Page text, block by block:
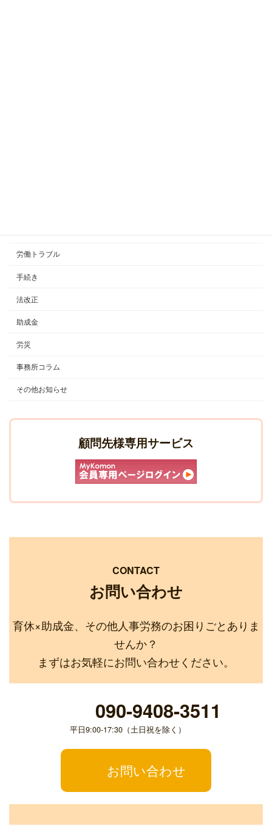
労働トラブル
手続き
法改正
助成金
労災
事務所コラム
その他お知らせ
顧問先様専用サービス
CONTACT
お問い合わせ
育休×助成金、その他人事労務のお困りごとありま
せんか？
まずはお気軽にお問い合わせください。
090-9408-3511
平日9:00-17:30（土日祝を除く）
お問い合わせ